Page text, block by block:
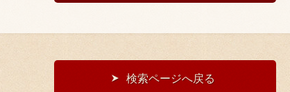
検索ページへ戻る